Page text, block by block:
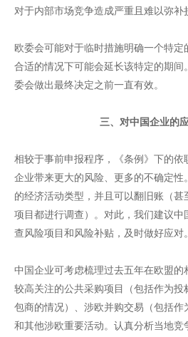
对于内部市场竞争造成严重且难以弥补
欧委会可能对于临时措施明确一个特定
合适的情况下可能会延长该特定的期间
委会做出最终决定之前一直有效。
三、对中国企业的
相较于事前申报程序，《条例》下的依
企业带来更大的风险、更多的不确定性
的经济活动类型，并且可以翻旧账（
项目都进行调查）。对此，我们建议
查风险项目和风险补贴，及时做好应对
中国企业可考虑梳理过去五年在欧盟
较高关注的公共采购项目（包括作为投
包商的情况）、涉欧并购交易（包括作
和其他涉欧重要活动。认真分析当地